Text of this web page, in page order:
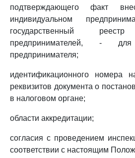
подтверждающего факт
индивидуальном
государственный реестр
предпринимателей, - для
предпринимателя;
идентификационного номера
реквизитов документа о
в налоговом органе;
области аккредитации;
согласия с проведением
соответствии с настоящим